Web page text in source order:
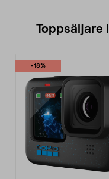
Toppsäljare
-18%